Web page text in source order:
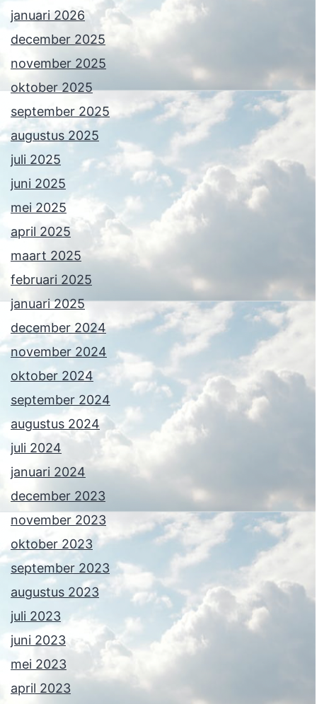
januari 2026
december 2025
november 2025
oktober 2025
september 2025
augustus 2025
juli 2025
juni 2025
mei 2025
april 2025
maart 2025
februari 2025
januari 2025
december 2024
november 2024
oktober 2024
september 2024
augustus 2024
juli 2024
januari 2024
december 2023
november 2023
oktober 2023
september 2023
augustus 2023
juli 2023
juni 2023
mei 2023
april 2023